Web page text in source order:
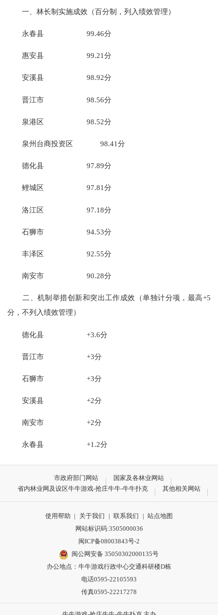
一、林长制实施成效（百分制，列入绩效管理）
永春县 99.46分
惠安县 99.21分
安溪县 98.92分
晋江市 98.56分
泉港区 98.52分
泉州台商投资区 98.41分
德化县 97.89分
鲤城区 97.81分
洛江区 97.18分
石狮市 94.53分
丰泽区 92.55分
南安市 90.28分
二、机制举措创新和突出工作成效（单独计分项，最高+5
分，不列入绩效管理）
德化县 +3.6分
晋江市 +3分
石狮市 +3分
安溪县 +2分
南安市 +2分
永春县 +1.2分
市政府部门网站
国家及各林业网站
省内林业网及设区牛牛游戏-抢庄牛牛-牛牛扑克
其他相关网站
使用帮助 | 关于我们 | 联系我们 | 站点地图
网站标识码:3505000036
闽ICP备08003843号-2
闽公网安备 35050302000135号
办公地点：牛牛游戏行政中心交通科研楼D栋
电话0595-22105593
传真0595-22217278